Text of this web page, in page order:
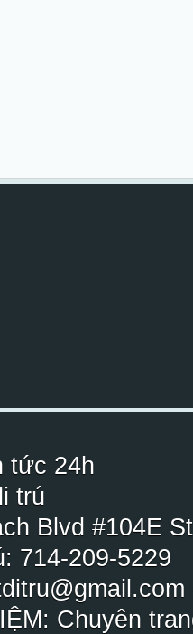
tức 24h
trú
Blvd #104E
714-209-5229
Chuyên